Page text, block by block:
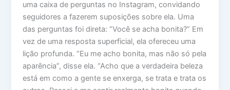
uma caixa de perguntas no Instagram, convidando
seguidores a fazerem suposições sobre ela. Uma
das perguntas foi direta: “Você se acha bonita?” Em
vez de uma resposta superficial, ela ofereceu uma
lição profunda. “Eu me acho bonita, mas não só pela
aparência”, disse ela. “Acho que a verdadeira beleza
está em como a gente se enxerga, se trata e trata os